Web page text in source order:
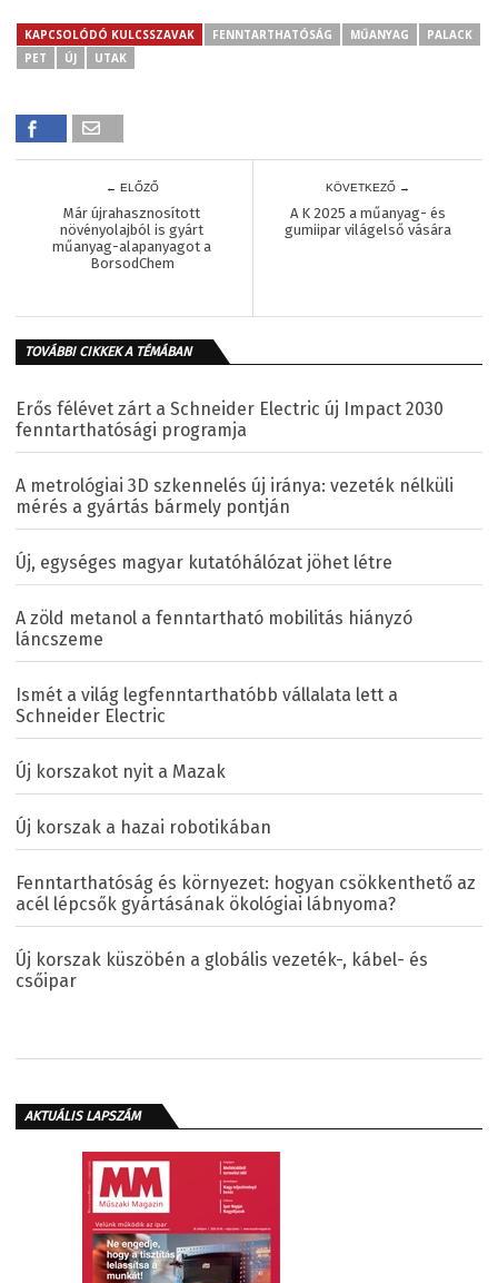
KAPCSOLÓDÓ KULCSSZAVAK FENNTARTHATÓSÁG MŰANYAG
PALACK
PET
ÚJ UTAK
← ELŐZŐ
Már újrahasznosított
növényolajból is gyárt
műanyag-alapanyagot a
BorsodChem
KÖVETKEZŐ →
A K 2025 a műanyag- és
gumiipar világelső vására
TOVÁBBI CIKKEK A TÉMÁBAN
Erős félévet zárt a Schneider Electric új Impact 2030
fenntarthatósági programja
A metrológiai 3D szkennelés új iránya: vezeték nélküli
mérés a gyártás bármely pontján
Új, egységes magyar kutatóhálózat jöhet létre
A zöld metanol a fenntartható mobilitás hiányzó
láncszeme
Ismét a világ legfenntarthatóbb vállalata lett a
Schneider Electric
Új korszakot nyit a Mazak
Új korszak a hazai robotikában
Fenntarthatóság és környezet: hogyan csökkenthető az
acél lépcsők gyártásának ökológiai lábnyoma?
Új korszak küszöbén a globális vezeték-, kábel- és
csőipar
AKTUÁLIS LAPSZÁM